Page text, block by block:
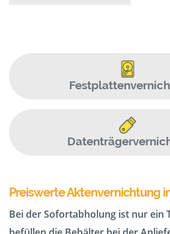
Preiswerte Aktenvernichtung
Bei der Sofortabholung ist nur ein